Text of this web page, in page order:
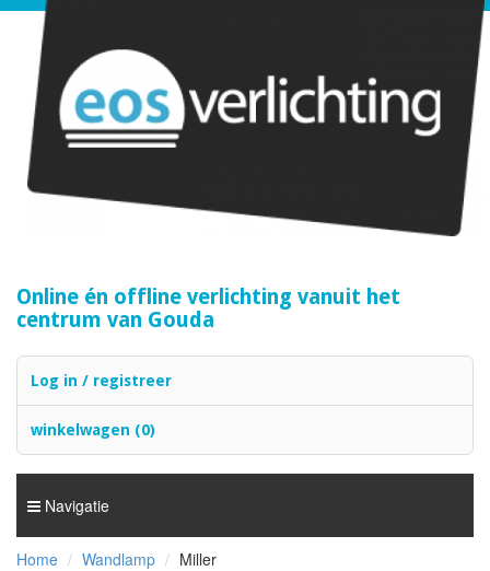
Online én offline verlichting vanuit het
centrum van Gouda
Log in / registreer
winkelwagen (0)
Navigatie
Home Wandlamp Miller